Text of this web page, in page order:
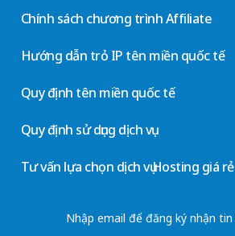
Chính sách chương trình Affiliate
Hướng dẫn trỏ IP tên miền quốc tế
Quy định tên miền quốc tế
Quy định sử dụng dịch vụ
Tư vấn lựa chọn dịch vụ Hosting giá rẻ
Nhập email để đăng ký nhận